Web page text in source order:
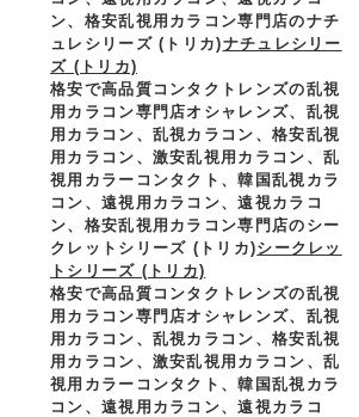
ン、格安乱視用カラコン専門店のナチ
ュレシリーズ (トリカ)ナチュレシリー
ズ (トリカ)
格安で高品質コンタクトレンズの乱視
用カラコン専門店オシャレンズ、乱視
用カラコン、乱視カラコン、格安乱視
用カラコン、激安乱視用カラコン、乱
視用カラーコンタクト、韓国乱視カラ
コン、遠視用カラコン、遠視カラコ
ン、格安乱視用カラコン専門店のシー
クレットシリーズ (トリカ)シークレッ
トシリーズ (トリカ)
格安で高品質コンタクトレンズの乱視
用カラコン専門店オシャレンズ、乱視
用カラコン、乱視カラコン、格安乱視
用カラコン、激安乱視用カラコン、乱
視用カラーコンタクト、韓国乱視カラ
コン、遠視用カラコン、遠視カラコ